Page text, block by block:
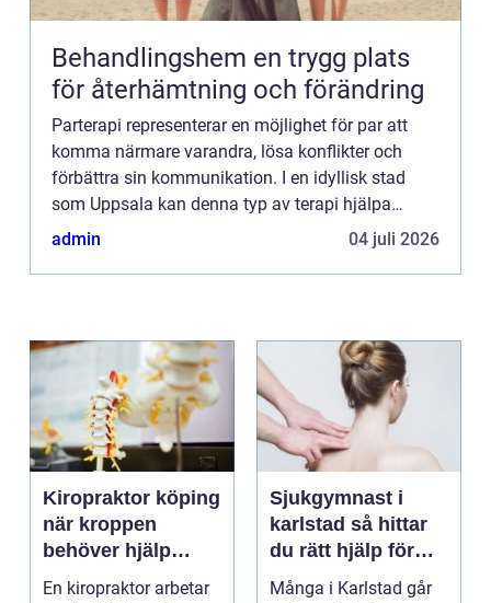
Behandlingshem en trygg plats
för återhämtning och förändring
Parterapi representerar en möjlighet för par att
komma närmare varandra, lösa konflikter och
förbättra sin kommunikation. I en idyllisk stad
som Uppsala kan denna typ av terapi hjälpa
individer i en relation att ta ...
admin 04 juli 2026
Kiropraktor köping
när kroppen
behöver hjälp
tillbaka
En kiropraktor arbetar
Sjukgymnast i
karlstad så hittar
du rätt hjälp för
kroppen
Många i Karlstad går